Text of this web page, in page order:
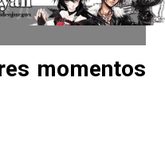
momentos